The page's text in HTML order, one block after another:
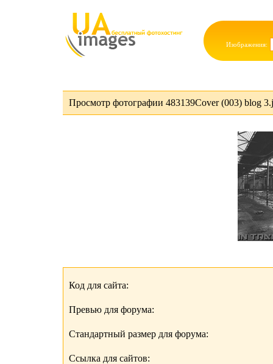
Изображения:
Просмотр фотографии 483139Cover (003) blog
Код для сайта:
Превью для форума:
Стандартный размер для форума:
Ссылка для сайтов: